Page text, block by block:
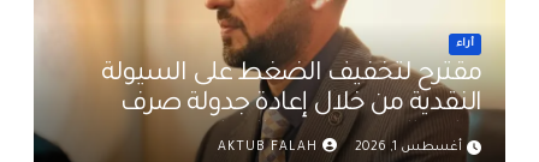
أراء
مقترح لتخفيف الضغط على السيولة
النقدية من خلال إعادة جدولة صرف
رواتب الموظفين في العراق د. عمر حميد
أغسطس 1, 2026 AKTUB FALAH